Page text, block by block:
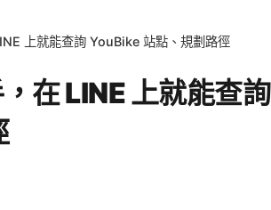
上就能查詢 YouBike 站點、規劃路徑
在 LINE 上就能查詢